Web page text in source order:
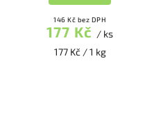
146 Kč bez DPH
177 Kč / ks
177 Kč / 1 kg